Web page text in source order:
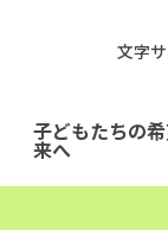
文字
子どもたちの
来へ